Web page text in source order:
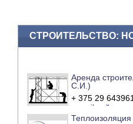
СТРОИТЕЛЬСТВО:
Аренда
С.И.)
+ 375 29
e-mail
сайт